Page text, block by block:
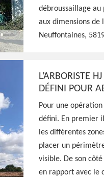
jardinier professionnel
pour s'occuper de
pour ce faire
Contactez-Nous!
débroussaillage
aux dimensions de
Neuffontaines,
L’ARBORISTE
DÉFINI POUR
Pour une
défini. En premier
les différentes
placer un
visible. De son
en rapport avec le